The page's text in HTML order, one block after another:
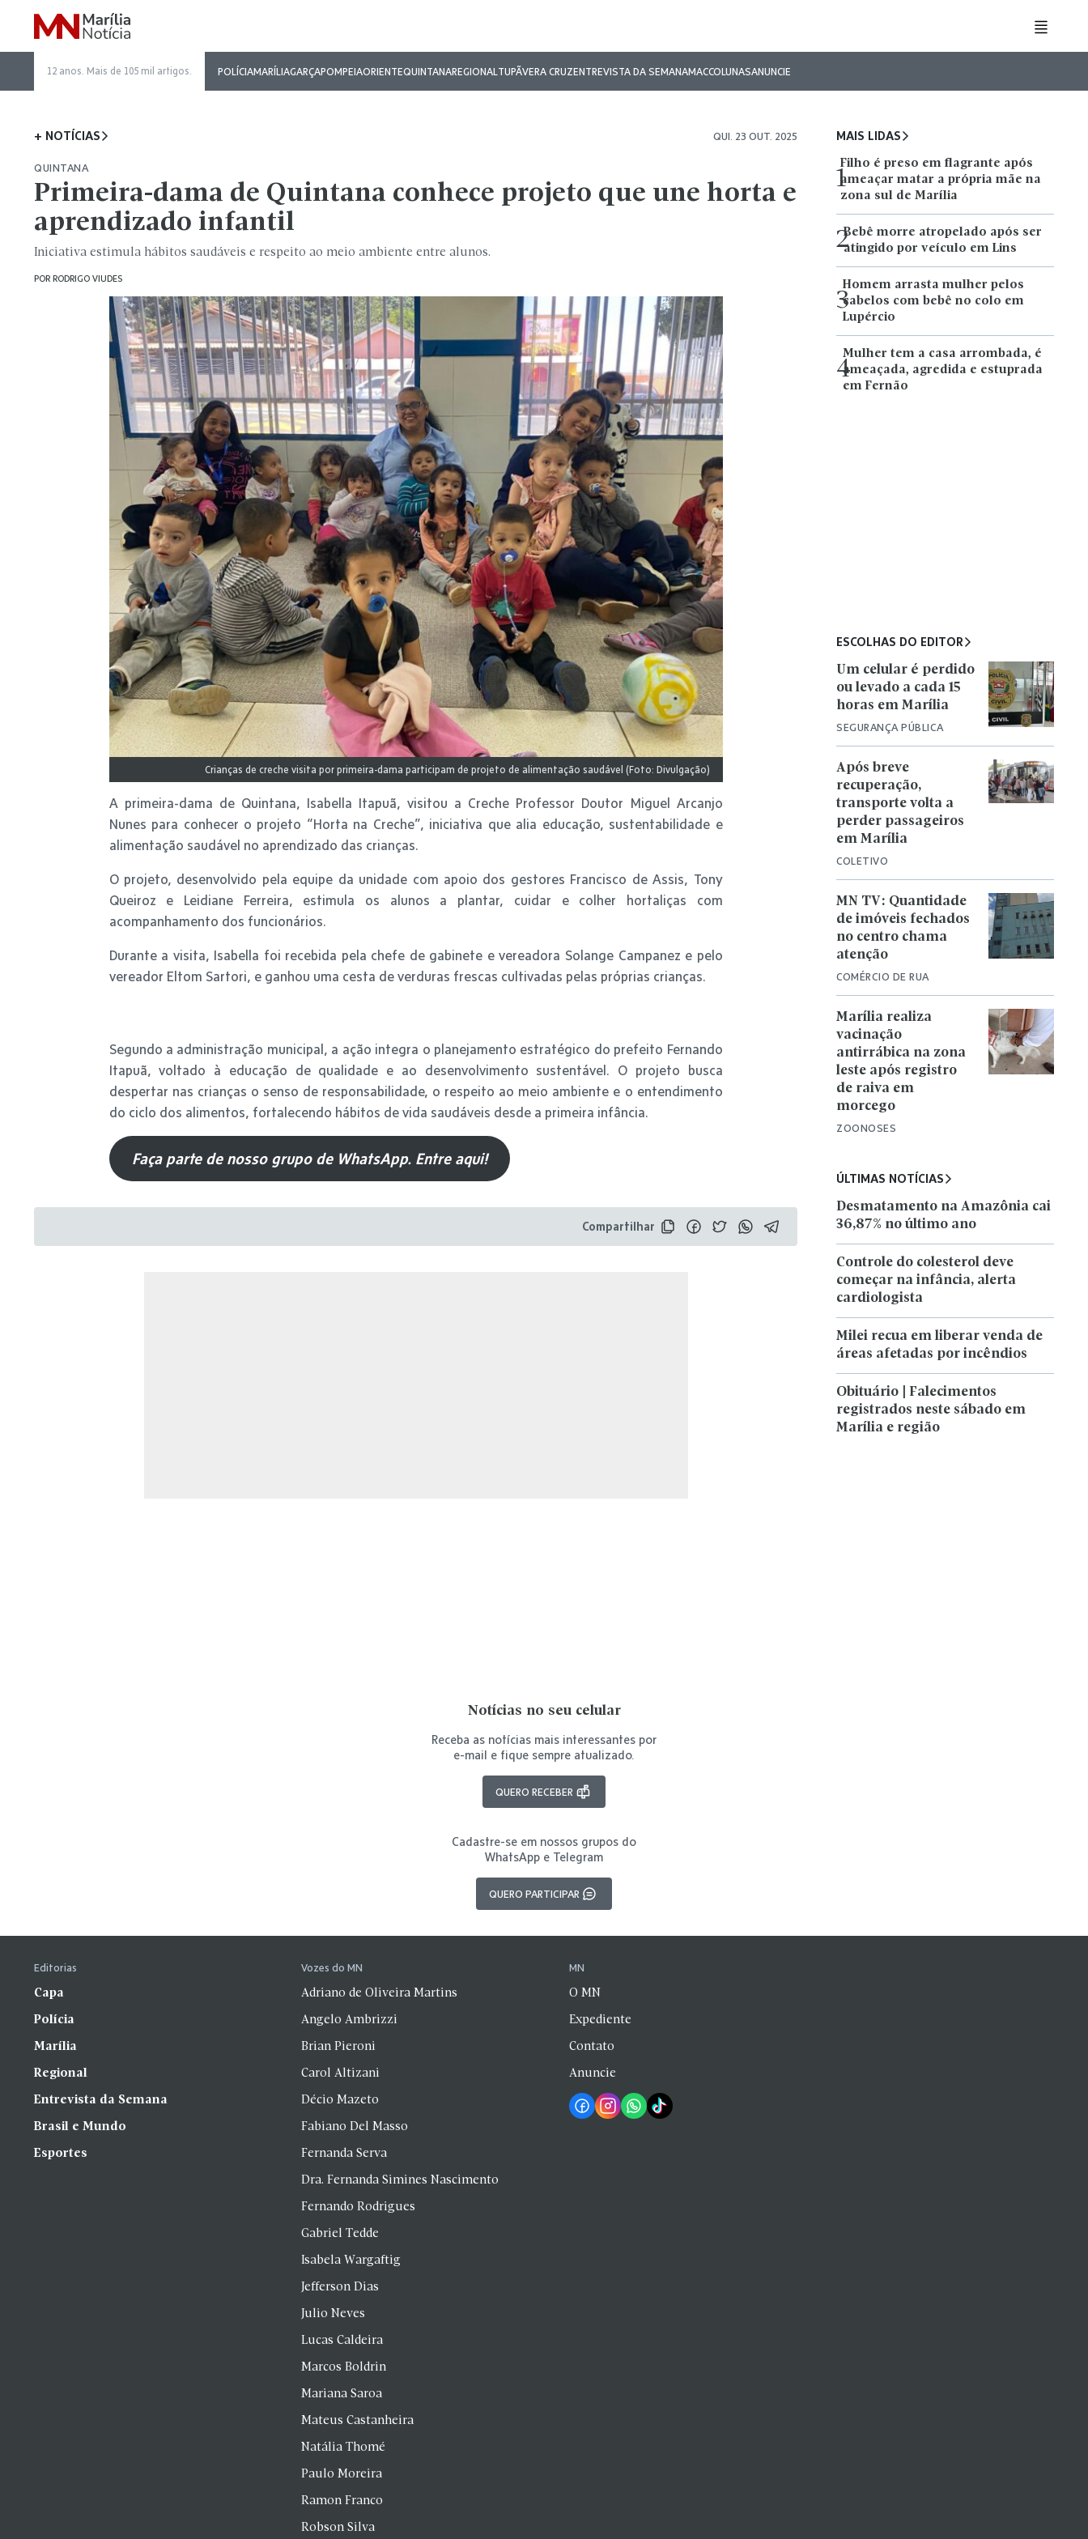
12 anos. Mais de 105 mil artigos. POLÍCIAMARÍLIAGARÇAPOMPEIAORIENTEQUINTANAREGIONALTUPÃVERA CRUZENTREVISTA DA SEMANAMACCOLUNASANUNCIE
+ NOTÍCIAS QUI. 23 OUT. 2025
QUINTANA
Primeira-dama de Quintana conhece projeto que une horta e
aprendizado infantil
Iniciativa estimula hábitos saudáveis e respeito ao meio ambiente entre alunos.
POR RODRIGO VIUDES
Crianças de creche visita por primeira-dama participam de projeto de alimentação saudável (Foto: Divulgação)
A primeira-dama de Quintana, Isabella Itapuã, visitou a Creche Professor Doutor Miguel Arcanjo
Nunes para conhecer o projeto “Horta na Creche”, iniciativa que alia educação, sustentabilidade e
alimentação saudável no aprendizado das crianças.
O projeto, desenvolvido pela equipe da unidade com apoio dos gestores Francisco de Assis, Tony
Queiroz e Leidiane Ferreira, estimula os alunos a plantar, cuidar e colher hortaliças com
acompanhamento dos funcionários.
Durante a visita, Isabella foi recebida pela chefe de gabinete e vereadora Solange Campanez e pelo
vereador Eltom Sartori, e ganhou uma cesta de verduras frescas cultivadas pelas próprias crianças.
Segundo a administração municipal, a ação integra o planejamento estratégico do prefeito Fernando
Itapuã, voltado à educação de qualidade e ao desenvolvimento sustentável. O projeto busca
despertar nas crianças o senso de responsabilidade, o respeito ao meio ambiente e o entendimento
do ciclo dos alimentos, fortalecendo hábitos de vida saudáveis desde a primeira infância.
Faça parte de nosso grupo de WhatsApp. Entre aqui!
Compartilhar
MAIS LIDAS
1
Filho é preso em flagrante após
ameaçar matar a própria mãe na
zona sul de Marília
2Bebê morre atropelado após ser
atingido por veículo em Lins
3
Homem arrasta mulher pelos
cabelos com bebê no colo em
Lupércio
4
Mulher tem a casa arrombada, é
ameaçada, agredida e estuprada
em Fernão
ESCOLHAS DO EDITOR
SEGURANÇA PÚBLICA
Um celular é perdido
ou levado a cada 15
horas em Marília
COLETIVO
Após breve
recuperação,
transporte volta a
perder passageiros
em Marília
COMÉRCIO DE RUA
MN TV: Quantidade
de imóveis fechados
no centro chama
atenção
ZOONOSES
Marília realiza
vacinação
antirrábica na zona
leste após registro
de raiva em
morcego
ÚLTIMAS NOTÍCIAS
Desmatamento na Amazônia cai
36,87% no último ano
Controle do colesterol deve
começar na infância, alerta
cardiologista
Milei recua em liberar venda de
áreas afetadas por incêndios
Obituário | Falecimentos
registrados neste sábado em
Marília e região
Notícias no seu celular
Receba as notícias mais interessantes por
e-mail e fique sempre atualizado.
QUERO RECEBER
Cadastre-se em nossos grupos do
WhatsApp e Telegram
QUERO PARTICIPAR
Editorias
Capa
Polícia
Marília
Regional
Entrevista da Semana
Brasil e Mundo
Esportes
Vozes do MN
Adriano de Oliveira Martins
Angelo Ambrizzi
Brian Pieroni
Carol Altizani
Décio Mazeto
Fabiano Del Masso
Fernanda Serva
Dra. Fernanda Simines Nascimento
Fernando Rodrigues
Gabriel Tedde
Isabela Wargaftig
Jefferson Dias
Julio Neves
Lucas Caldeira
Marcos Boldrin
Mariana Saroa
Mateus Castanheira
Natália Thomé
Paulo Moreira
Ramon Franco
Robson Silva
MN
O MN
Expediente
Contato
Anuncie